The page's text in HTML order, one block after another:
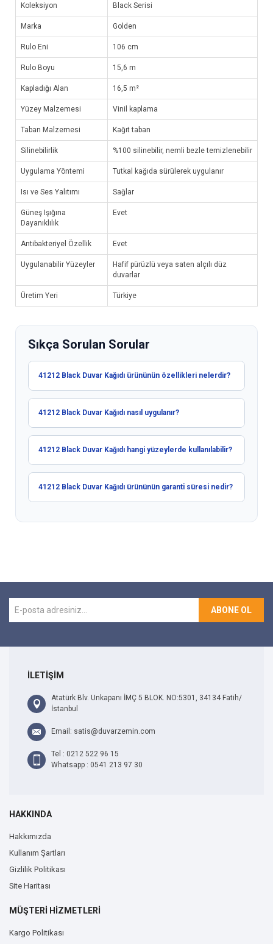
Koleksiyon Black Serisi
Marka Golden
Rulo Eni 106 cm
Rulo Boyu 15,6 m
Kapladığı Alan 16,5 m²
Yüzey Malzemesi Vinil kaplama
Taban Malzemesi Kağıt taban
Silinebilirlik %100 silinebilir, nemli bezle temizlenebilir
Uygulama Yöntemi Tutkal kağıda sürülerek uygulanır
Isı ve Ses Yalıtımı Sağlar
Güneş Işığına
Dayanıklılık
Evet
Antibakteriyel Özellik Evet
Uygulanabilir Yüzeyler
Hafif pürüzlü veya saten alçılı düz
duvarlar
Üretim Yeri Türkiye
Sıkça Sorulan Sorular
41212 Black Duvar Kağıdı ürününün özellikleri nelerdir?
41212 Black Duvar Kağıdı nasıl uygulanır?
41212 Black Duvar Kağıdı hangi yüzeylerde kullanılabilir?
41212 Black Duvar Kağıdı ürününün garanti süresi nedir?
ABONE OL
İLETİŞİM
Atatürk Blv. Unkapanı İMÇ 5 BLOK. NO:5301, 34134 Fatih/
İstanbul
Email: satis@duvarzemin.com
Tel : 0212 522 96 15
Whatsapp : 0541 213 97 30
HAKKINDA
Hakkımızda
Kullanım Şartları
Gizlilik Politikası
Site Haritası
MÜŞTERİ HİZMETLERİ
Kargo Politikası